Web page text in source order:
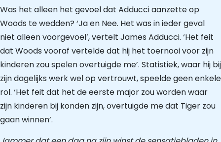
Was het alleen het gevoel dat Adducci aanzette op
Woods te wedden? ‘Ja en Nee. Het was in ieder geval
niet alleen voorgevoel’, vertelt James Adducci. ‘Het feit
dat Woods vooraf vertelde dat hij het toernooi voor zijn
kinderen zou spelen overtuigde me’. Statistiek, waar hij bij
zijn dagelijks werk wel op vertrouwt, speelde geen enkele
rol. ‘Het feit dat het de eerste major zou worden waar
zijn kinderen bij konden zijn, overtuigde me dat Tiger zou
gaan winnen’.